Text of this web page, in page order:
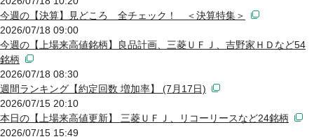
今週の【決算】見どころ 全チェック！ ＜決算特集＞
2026/07/18 09:00
今週の【上場来高値銘柄】良品計画、三菱ＵＦＪ、吉野家ＨＤなど54
銘柄
2026/07/18 08:30
週間ランキング【約定回数 増加率】 (7月17日)
2026/07/15 20:10
本日の【上場来高値更新】 三菱ＵＦＪ、リコーリースなど24銘柄
2026/07/15 15:49